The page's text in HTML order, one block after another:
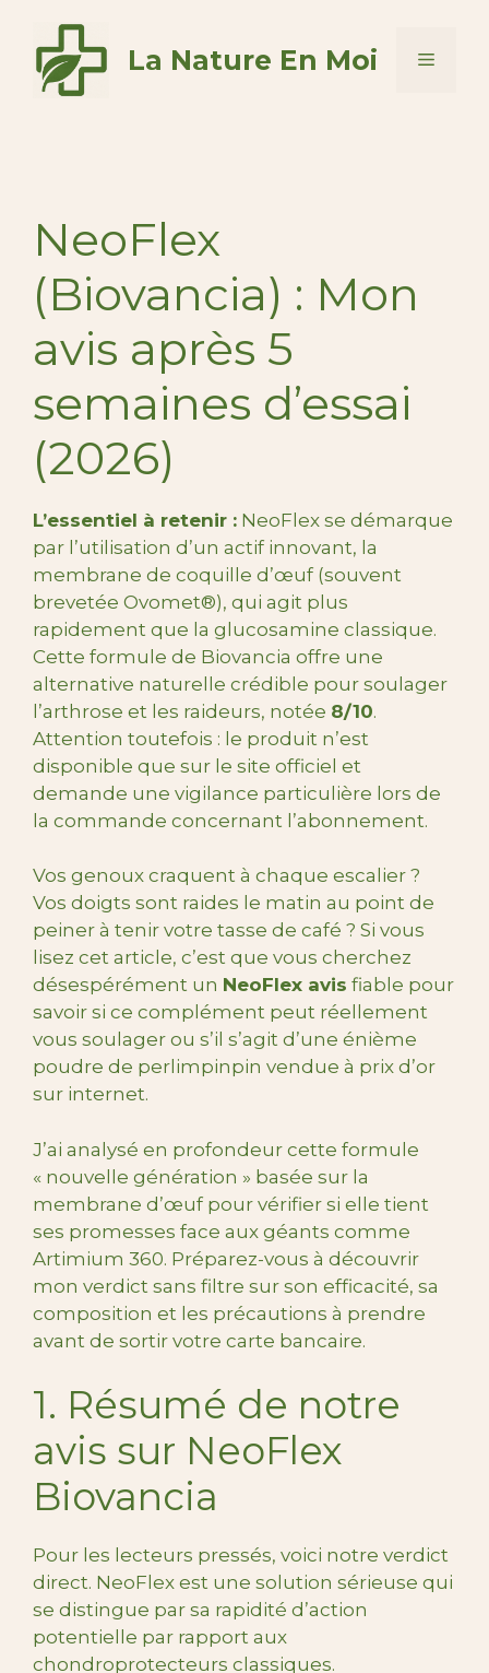
contenu
La Nature En Moi Menu
NeoFlex
(Biovancia) : Mon
avis après 5
semaines d’essai
(2026)
L’essentiel à retenir : NeoFlex se démarque
par l’utilisation d’un actif innovant, la
membrane de coquille d’œuf (souvent
brevetée Ovomet®), qui agit plus
rapidement que la glucosamine classique.
Cette formule de Biovancia offre une
alternative naturelle crédible pour soulager
l’arthrose et les raideurs, notée 8/10.
Attention toutefois : le produit n’est
disponible que sur le site officiel et
demande une vigilance particulière lors de
la commande concernant l’abonnement.
Vos genoux craquent à chaque escalier ?
Vos doigts sont raides le matin au point de
peiner à tenir votre tasse de café ? Si vous
lisez cet article, c’est que vous cherchez
désespérément un NeoFlex avis fiable pour
savoir si ce complément peut réellement
vous soulager ou s’il s’agit d’une énième
poudre de perlimpinpin vendue à prix d’or
sur internet.
J’ai analysé en profondeur cette formule
« nouvelle génération » basée sur la
membrane d’œuf pour vérifier si elle tient
ses promesses face aux géants comme
Artimium 360. Préparez-vous à découvrir
mon verdict sans filtre sur son efficacité, sa
composition et les précautions à prendre
avant de sortir votre carte bancaire.
1. Résumé de notre
avis sur NeoFlex
Biovancia
Pour les lecteurs pressés, voici notre verdict
direct. NeoFlex est une solution sérieuse qui
se distingue par sa rapidité d’action
potentielle par rapport aux
chondroprotecteurs classiques.